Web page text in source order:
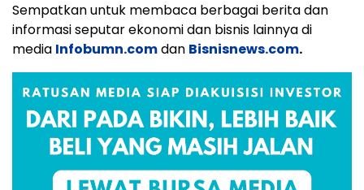
Sempatkan untuk membaca berbagai berita dan
informasi seputar ekonomi dan bisnis lainnya di
media Infobumn.comdan Bisnisnews.com.